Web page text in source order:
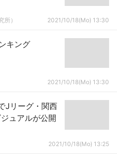
所） 2021/10/18(Mo) 13:30
キング
2021/10/18(Mo) 13:30
Jリーグ・関西
ュアルが公開
2021/10/18(Mo) 13:25